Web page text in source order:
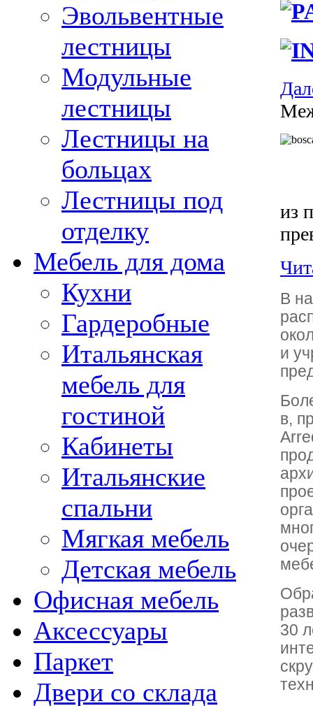
Эвольвентные
лестницы
Модульные
лестницы
Лестницы на
больцах
Лестницы под
отделку
Мебель для дома
Кухни
Гардеробные
Итальянская
мебель для
гостиной
Кабинеты
Итальянские
спальни
Мягкая мебель
Детская мебель
Офисная мебель
Аксессуары
Паркет
Двери со склада
из
В
и
в,
30